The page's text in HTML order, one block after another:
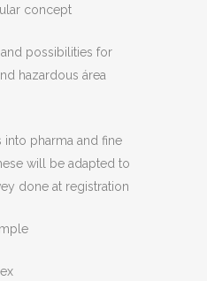
concept
possibilities for
hazardous área
pharma and fine
will be adapted to
done at registration